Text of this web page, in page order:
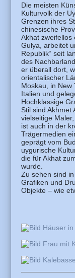
Die meisten
Kulturvolk der
Grenzen ihres
chinesische
Akhat zweifellos
Gulya, arbeitet
Republik“ seit
des
er überall dort,
orientalischer
Moskau, in New
Italien und
Hochklassige
Stil sind Akhmet
vielseitige
ist auch in der
Trägermedien
geprägt vom
uygurische
die für Akhat
wurde.
Zu sehen sind
Grafiken und
Objekte – wie